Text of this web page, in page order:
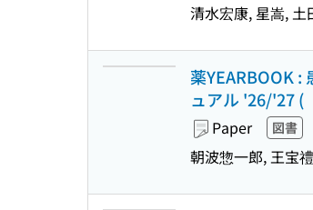
清水宏康, 星嵩,
薬YEARBOOK
ュアル '26/'27 (
Paper 図書
朝波惣一郎, 王宝